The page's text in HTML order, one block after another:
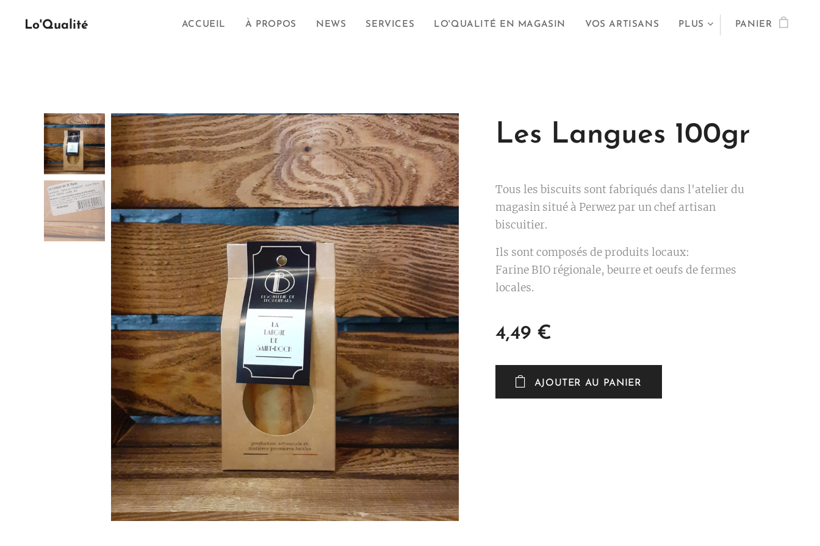
Lo'Qualité ACCUEIL À PROPOS NEWS SERVICES LO'QUALITÉ EN MAGASIN VOS ARTISANS PLUS PANIER
Les Langues 100gr
Tous les biscuits sont fabriqués dans l'atelier du
magasin situé à Perwez par un chef artisan
biscuitier.
Ils sont composés de produits locaux:
Farine BIO régionale, beurre et oeufs de fermes
locales.
4,49 €
AJOUTER AU PANIER